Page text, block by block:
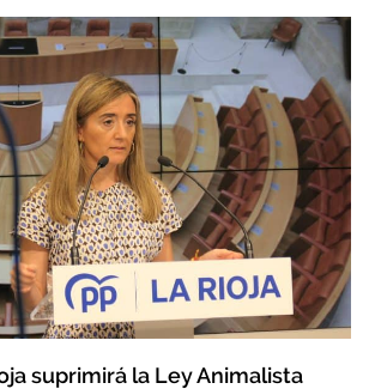
suprimirá la Ley Animalista